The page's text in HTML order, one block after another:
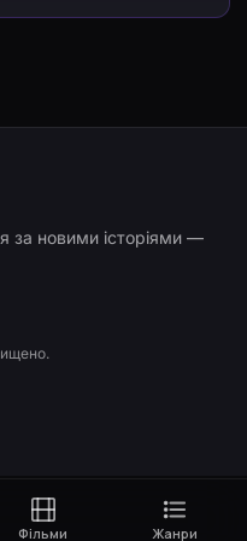
Фільми Жанри
за новими історіями —